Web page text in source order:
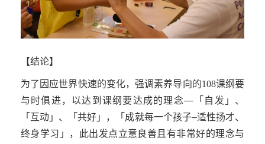
【结论】
为了因应世界快速的变化，强调素养导向的108课纲要
与时俱进，以达到课纲要达成的理念—「自发」、
「互动」、「共好」，「成就每一个孩子–适性扬才、
终身学习」，此出发点立意良善且有非常好的理念与